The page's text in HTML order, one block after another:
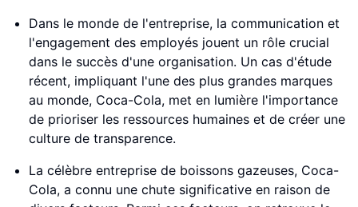
Dans le monde de l'entreprise, la communication et
l'engagement des employés jouent un rôle crucial
dans le succès d'une organisation. Un cas d'étude
récent, impliquant l'une des plus grandes marques
au monde, Coca-Cola, met en lumière l'importance
de prioriser les ressources humaines et de créer une
culture de transparence.
La célèbre entreprise de boissons gazeuses, Coca-
Cola, a connu une chute significative en raison de